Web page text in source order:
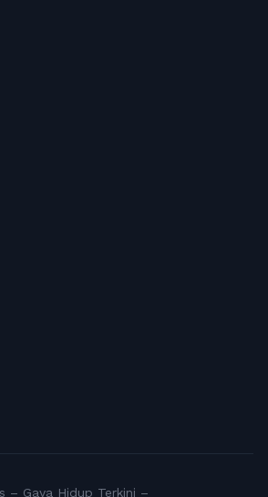
Gaya Hidup Terkini –